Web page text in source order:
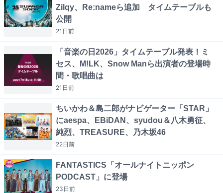
Zilqy、Re:nameら追加 タイムテーブルも
公開
21日前
「音楽の日2026」タイムテーブル発表！ミ
セス、M!LK、Snow Manら出演者の登場時
間・歌唱曲は
21日前
ちいかわ＆島二郎がナビゲーター「STAR」
にaespa、EBiDAN、syudou＆八木勇征、
純烈、TREASURE、乃木坂46
22日前
FANTASTICS「オールナイトニッポン
PODCAST」に登場
23日前